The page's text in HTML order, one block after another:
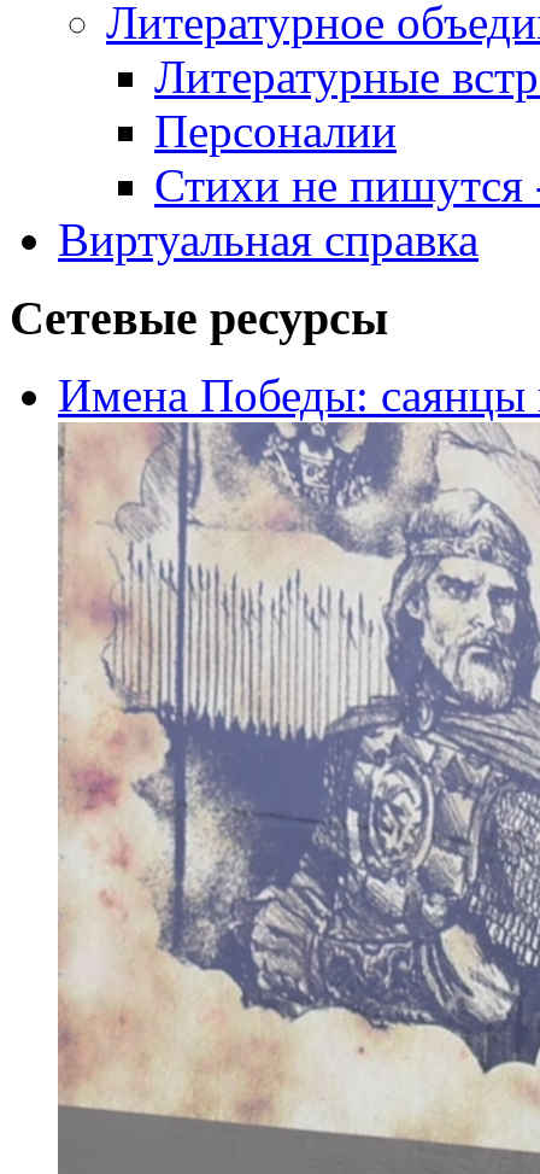
Литературное
Литературные
Персоналии
Стихи не пишутся
Виртуальная справка
Сетевые ресурсы
Имена Победы: саянцы